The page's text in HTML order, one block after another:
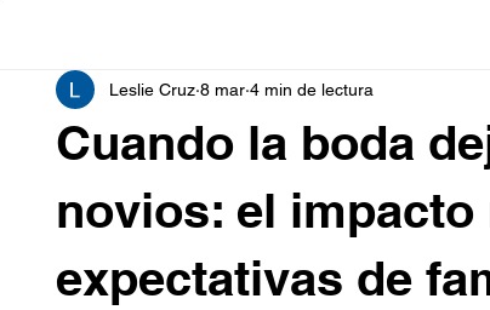
Cuando la boda
novios: el impacto
expectativas de
Leslie Cruz 8 mar 4 min de lectura